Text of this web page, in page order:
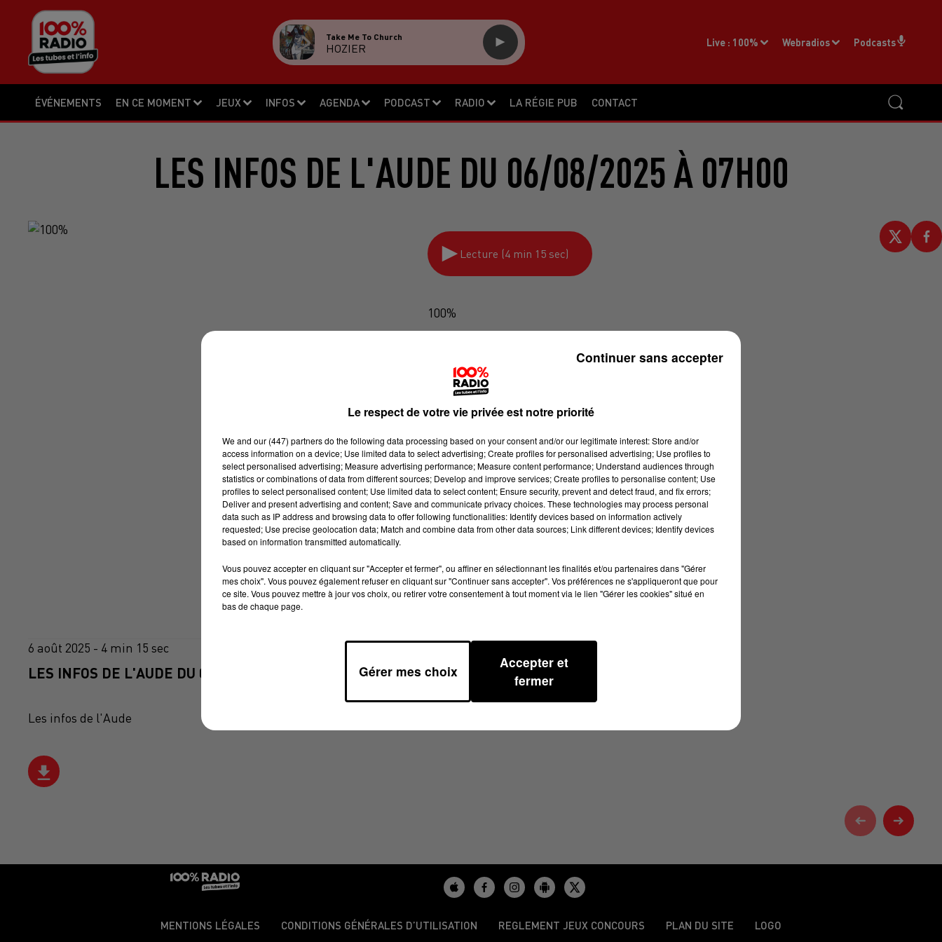
ÉVÉNEMENTS EN CE MOMENT JEUX INFOS AGENDA PODCAST RADIO LA RÉGIE PUB CONTACT
Live : 100% Webradios Podcasts
Take Me To Church
HOZIER
LES INFOS DE L'AUDE DU 06/08/2025 À 07H00
Lecture (4 min 15 sec)
100%
6 août 2025 - 4 min 15 sec
LES INFOS DE L'AUDE DU 06/08/2025 À 07H00
Les infos de l'Aude
MENTIONS LÉGALES CONDITIONS GÉNÉRALES D’UTILISATION REGLEMENT JEUX CONCOURS PLAN DU SITE LOGO
Le respect de votre vie privée est notre priorité
We and our (447) partnersdo the following data processing based on your consent and/or our legitimate interest: Store and/or
access information on a device; Use limited data to select advertising; Create profiles for personalised advertising; Use profiles to
select personalised advertising; Measure advertising performance; Measure content performance; Understand audiences through
statistics or combinations of data from different sources; Develop and improve services; Create profiles to personalise content; Use
profiles to select personalised content; Use limited data to select content; Ensure security, prevent and detect fraud, and fix errors;
Deliver and present advertising and content; Save and communicate privacy choices. These technologies may process personal
data such as IP address and browsing data to offer following functionalities: Identify devices based on information actively
requested; Use precise geolocation data; Match and combine data from other data sources; Link different devices; Identify devices
based on information transmitted automatically.
Vous pouvez accepter en cliquant sur "Accepter et fermer", ou affiner en sélectionnant les finalités et/ou partenaires dans "Gérer
mes choix". Vous pouvez également refuser en cliquant sur "Continuer sans accepter". Vos préférences ne s'appliqueront que pour
ce site. Vous pouvez mettre à jour vos choix, ou retirer votre consentement à tout moment via le lien "Gérer les cookies" situé en
bas de chaque page.
Gérer mes choix
Accepter et
fermer
Continuer sans accepter